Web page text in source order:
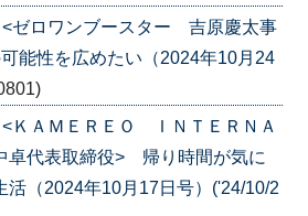
<ゼロワンブースター 吉原慶太事
能性を広めたい（2024年10月24
<ＫＡＭＥＲＥＯ ＩＮＴＥＲＮＡ
卓代表取締役> 帰り時間が気に
活（2024年10月17日号）('24/10/2